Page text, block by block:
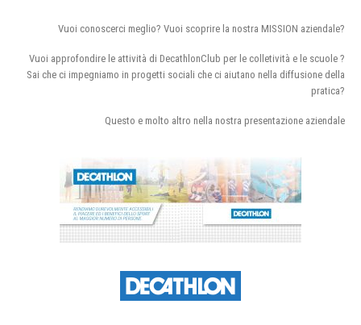
Vuoi conoscerci meglio? Vuoi scoprire la nostra MISSION aziendale?
Vuoi approfondire le attività di DecathlonClub per le colletività e le scuole ?
Sai che ci impegniamo in progetti sociali che ci aiutano nella diffusione della
pratica?
Questo e molto altro nella nostra presentazione aziendale